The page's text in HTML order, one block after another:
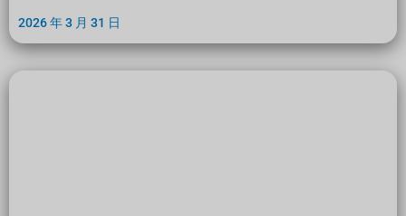
2026 年 3 月 31 日